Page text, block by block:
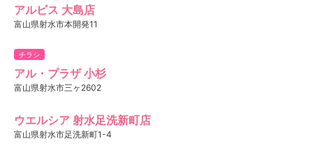
アルビス 大島店
富山県射水市本開発11
チラシ
アル・プラザ 小杉
富山県射水市三ヶ2602
ウエルシア 射水足洗新町店
富山県射水市足洗新町1-4